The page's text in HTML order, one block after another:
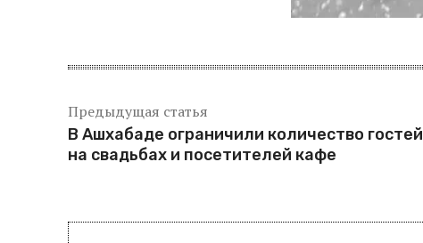
Предыдущая статья
В Ашхабаде ограничили количество гостей
на свадьбах и посетителей кафе